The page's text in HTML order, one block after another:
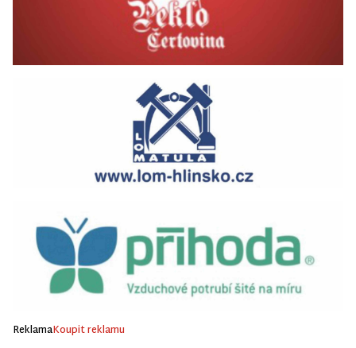
ReklamaKoupit reklamu